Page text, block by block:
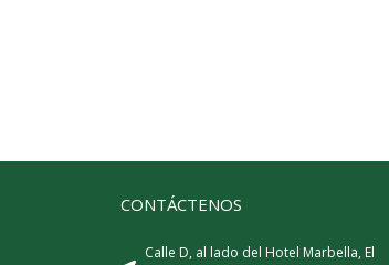
CONTÁCTENOS
Calle D, al lado del Hotel Marbella, El